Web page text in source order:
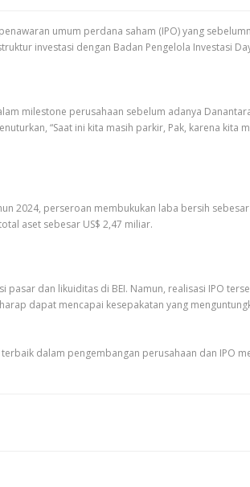
umum perdana saham (IPO) yang
investasi dengan Badan Pengelola Investasi
milestone perusahaan sebelum adanya
“Saat ini kita masih parkir, Pak, karena kita
2024, perseroan membukukan laba bersih
aset sebesar US$ 2,47 miliar.
dan likuiditas di BEI. Namun, realisasi IPO
dapat mencapai kesepakatan yang
dalam pengembangan perusahaan dan IPO